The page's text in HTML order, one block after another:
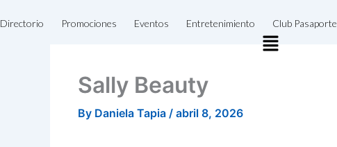
to
Directorio Promociones Eventos Entretenimiento Club Pasaporte
Sally Beauty
By Daniela Tapia / abril 8, 2026